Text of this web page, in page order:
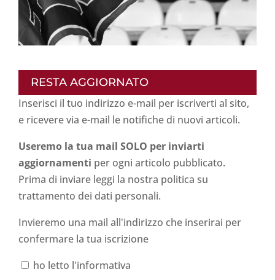
RESTA AGGIORNATO
Inserisci il tuo indirizzo e-mail per iscriverti al sito,
e ricevere via e-mail le notifiche di nuovi articoli.
Useremo la tua mail SOLO per inviarti
aggiornamenti per ogni articolo pubblicato.
Prima di inviare leggi la nostra politica su
trattamento dei dati personali.
Invieremo una mail all'indirizzo che inserirai per
confermare la tua iscrizione
ho letto l'informativa